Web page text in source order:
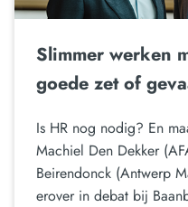
Slimmer werken
goede zet of
Is HR nog nodig? En
Machiel Den Dekker
Beirendonck (Antwerp
erover in debat bij